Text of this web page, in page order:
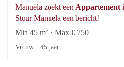
Manuela zoekt een Appartement
Stuur Manuela een bericht!
Min 45 m2 · Max € 750
Vrouw · 45 jaar